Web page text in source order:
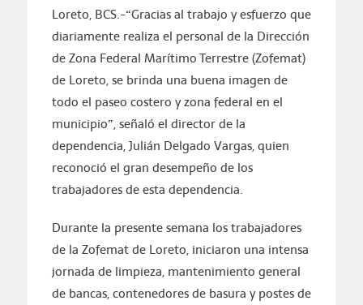
Loreto, BCS.-“Gracias al trabajo y esfuerzo que
diariamente realiza el personal de la Dirección
de Zona Federal Marítimo Terrestre (Zofemat)
de Loreto, se brinda una buena imagen de
todo el paseo costero y zona federal en el
municipio”, señaló el director de la
dependencia, Julián Delgado Vargas, quien
reconoció el gran desempeño de los
trabajadores de esta dependencia.
Durante la presente semana los trabajadores
de la Zofemat de Loreto, iniciaron una intensa
jornada de limpieza, mantenimiento general
de bancas, contenedores de basura y postes de